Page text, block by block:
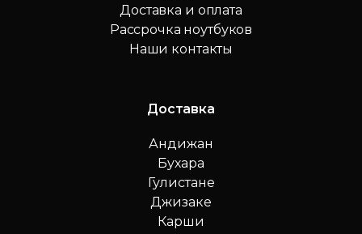
Доставка и оплата
Рассрочка ноутбуков
Наши контакты
Доставка
Андижан
Бухара
Гулистане
Джизаке
Карши